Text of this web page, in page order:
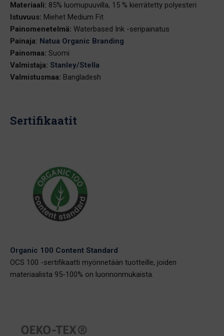
Materiaali: 85% luomupuuvilla, 15 % kierrätetty polyesteri
Istuvuus: Miehet Medium Fit
Painomenetelmä: Waterbased Ink -seripainatus
Painaja: Natua Organic Branding
Painomaa: Suomi
Valmistaja: Stanley/Stella
Valmistusmaa: Bangladesh
Sertifikaatit
Organic 100 Content Standard
OCS 100 -sertifikaatti myönnetään tuotteille, joiden
materiaalista 95-100% on luonnonmukaista.